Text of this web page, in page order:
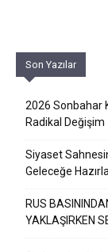
Son Yazılar
2026 Sonbahar
Radikal Değişim
Siyaset
Geleceğe
RUS
YAKLAŞIRKEN